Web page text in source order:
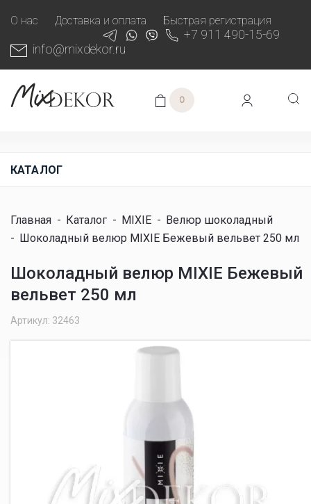
О нас Доставка и оплата Быстрая регистрация
+7 911 490-15-69
info@mixdekor.ru
0
КАТАЛОГ
Главная - Каталог - MIXIE - Велюр шоколадный
- Шоколадный велюр MIXIE Бежевый вельвет 250 мл
Шоколадный велюр MIXIE Бежевый
вельвет 250 мл
Артикул: 32463